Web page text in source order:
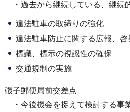
・過去から継続している、継続
違法駐車の取締りの強化
違法駐車防止に関する広報、啓
標識、標示の視認性の確保
交通規制の実施
磯子郵便局前交差点
・今後機会を捉えて検討する事